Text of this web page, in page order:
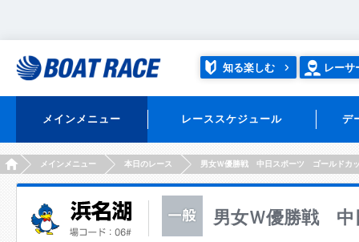
知る楽しむ レーサ
メインメニュー レーススケジュール デ
HOMEメインメニュー 本日のレース 男女Ｗ優勝戦 中日スポーツ ゴールドカ
男女Ｗ優勝戦